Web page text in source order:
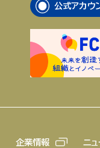
公式アカウ
企業情報 ニ